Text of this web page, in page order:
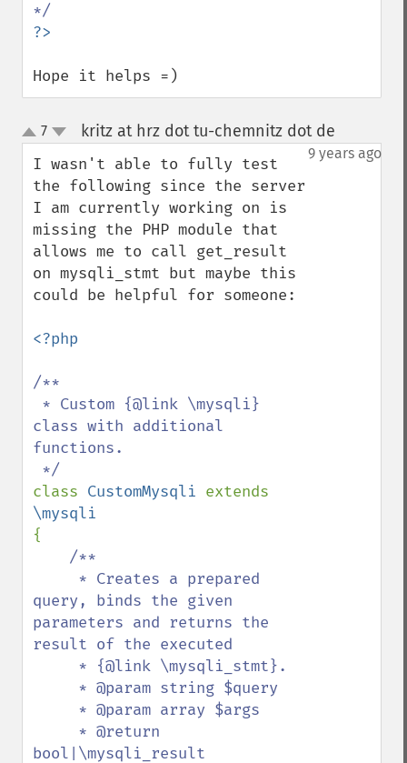
Hope it helps =)
up
down
7 kritz at hrz dot tu-chemnitz dot de
9 years ago
I wasn't able to fully test
the following since the server
I am currently working on is
missing the PHP module that
allows me to call get_result
on mysqli_stmt but maybe this
could be helpful for someone:
<?php
/**
class with additional
functions.
class CustomMysqli
{
/**
query, binds the given
parameters and returns the
result of the executed
bool|\mysqli_result